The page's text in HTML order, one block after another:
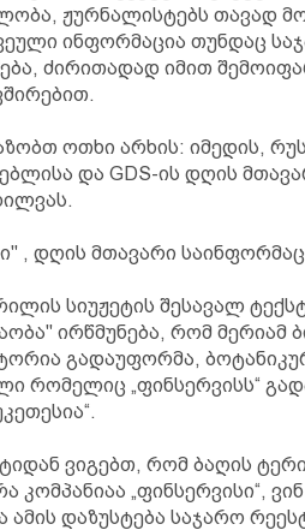
ჟურნალისტებს თავად
ინფორმაცია თუნდაც
ძირითადად იმით
ოთხი არხის: იმედის,
და GDS-ის დღის
, დღის მთავარი
სიუჟეტის შესავალ
ირწმუნება, რომ მერიამ
გადაუფორმა,
რომელიც „ფინსერვისს“
ვიგებთ, რომ ბაღის
კომპანიაა „ფინსერვისი“,
ამის დაზუსტება საჯარო